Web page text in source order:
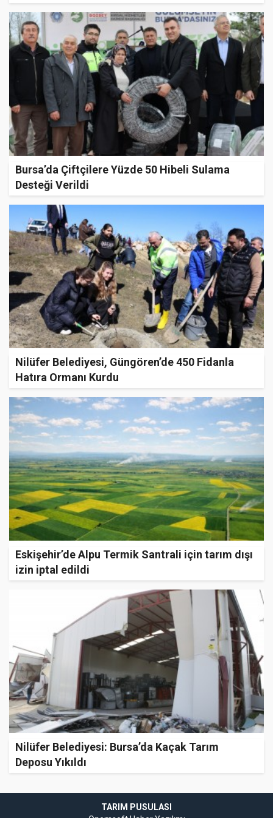
Bursa’da Çiftçilere Yüzde 50 Hibeli Sulama
Desteği Verildi
Nilüfer Belediyesi, Güngören’de 450 Fidanla
Hatıra Ormanı Kurdu
Eskişehir’de Alpu Termik Santrali için tarım dışı
izin iptal edildi
Nilüfer Belediyesi: Bursa’da Kaçak Tarım
Deposu Yıkıldı
TARIM PUSULASI